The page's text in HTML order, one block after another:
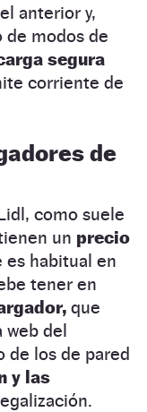
anterior y,
de modos de
segura
corriente de
de
como suele
un precio
es habitual en
tener en
que
web del
de los de pared
y las